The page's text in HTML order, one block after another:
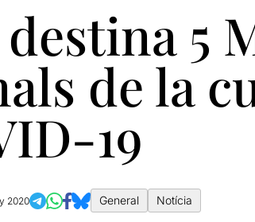
5
de la
19
2020 General Notícia